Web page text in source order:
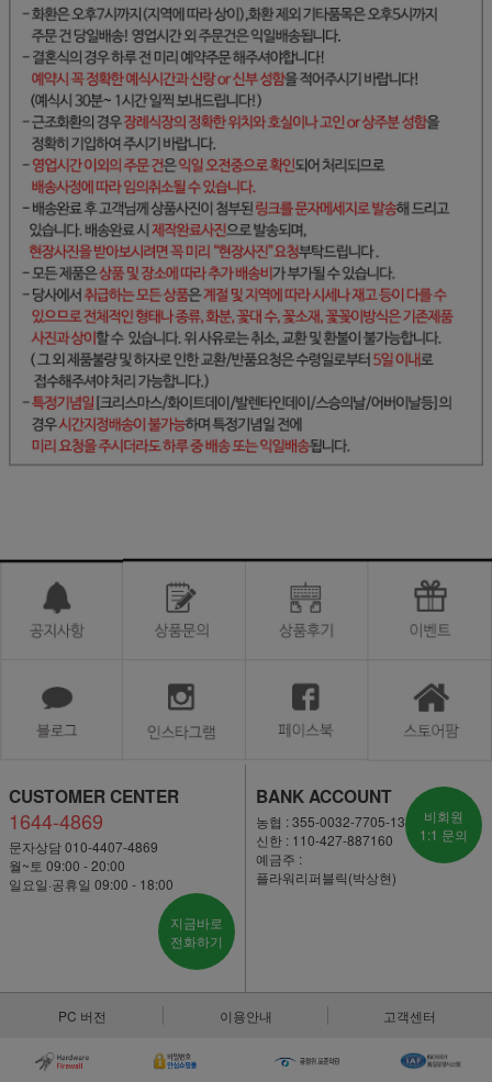
CUSTOMER CENTER
1644-4869
문자상담 010-4407-4869
월~토 09:00 - 20:00
일요일·공휴일 09:00 - 18:00
지금바로
전화하기
BANK ACCOUNT
농협 : 355-0032-7705-13
신한 : 110-427-887160
예금주 :
플라워리퍼블릭(박상현)
비회원
1:1 문의
PC 버전 이용안내 고객센터